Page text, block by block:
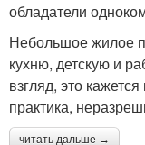
обладатели
Небольшое жилое
кухню, детскую и
взгляд, это
практика,
читать дальше →